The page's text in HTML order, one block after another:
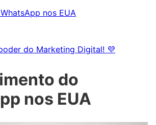
nos EUA
do Marketing Digital! 💜
do
nos EUA